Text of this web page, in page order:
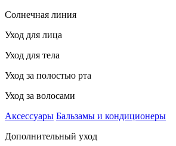
Солнечная линия
Уход для лица
Уход для тела
Уход за полостью рта
Уход за волосами
Аксессуары Бальзамы и кондиционеры
Дополнительный уход